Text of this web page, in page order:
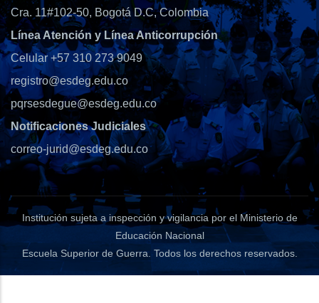
Cra. 11#102-50, Bogotá D.C, Colombia
Línea Atención y Línea Anticorrupción
Celular +57 310 273 9049
registro@esdeg.edu.co
pqrsesdegue@esdeg.edu.co
Notificaciones Judiciales
correo-jurid@esdeg.edu.co
Institución sujeta a inspección y vigilancia por el Ministerio de
Educación Nacional
Escuela Superior de Guerra. Todos los derechos reservados.